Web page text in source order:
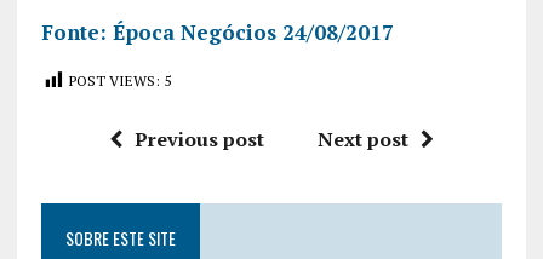
Fonte: Época Negócios 24/08/2017
POST VIEWS: 5
Previous post Next post
SOBRE ESTE SITE